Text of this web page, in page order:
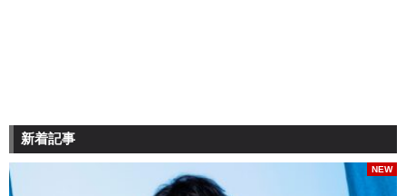
新着記事
NEW